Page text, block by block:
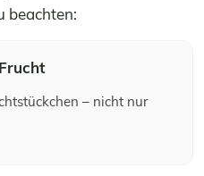
beachten:
– nicht nur